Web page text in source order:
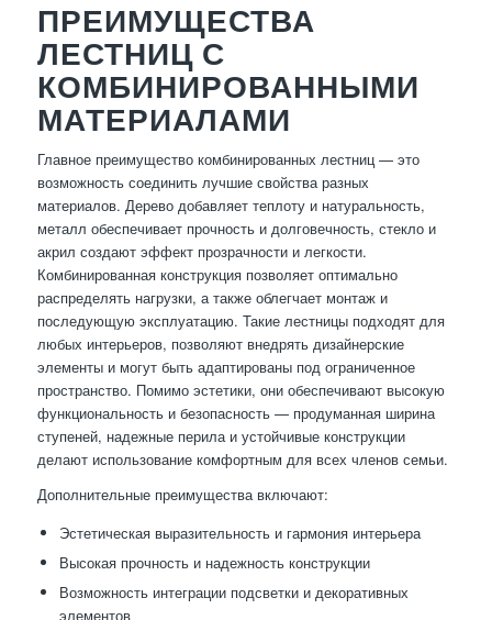
ПРЕИМУЩЕСТВА
ЛЕСТНИЦ С
КОМБИНИРОВАННЫМИ
МАТЕРИАЛАМИ
Главное преимущество комбинированных лестниц — это
возможность соединить лучшие свойства разных
материалов. Дерево добавляет теплоту и натуральность,
металл обеспечивает прочность и долговечность, стекло и
акрил создают эффект прозрачности и легкости.
Комбинированная конструкция позволяет оптимально
распределять нагрузки, а также облегчает монтаж и
последующую эксплуатацию. Такие лестницы подходят для
любых интерьеров, позволяют внедрять дизайнерские
элементы и могут быть адаптированы под ограниченное
пространство. Помимо эстетики, они обеспечивают высокую
функциональность и безопасность — продуманная ширина
ступеней, надежные перила и устойчивые конструкции
делают использование комфортным для всех членов семьи.
Дополнительные преимущества включают:
Эстетическая выразительность и гармония интерьера
Высокая прочность и надежность конструкции
Возможность интеграции подсветки и декоративных
элементов